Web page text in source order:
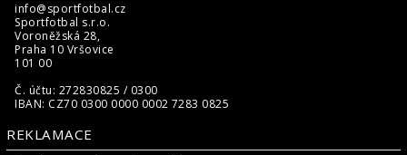
info@sportfotbal.cz
Sportfotbal s.r.o.
Voroněžská 28,
Praha 10 Vršovice
101 00
Č. účtu: 272830825 / 0300
IBAN: CZ70 0300 0000 0002 7283 0825
REKLAMACE